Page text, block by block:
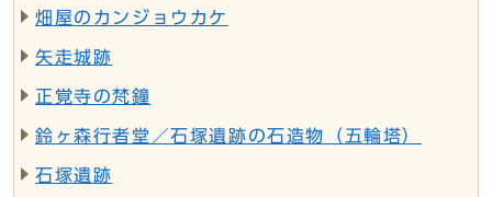
畑屋のカンジョウカケ
矢走城跡
正覚寺の梵鐘
鈴ヶ森行者堂／石塚遺跡の石造物（五輪塔）
石塚遺跡